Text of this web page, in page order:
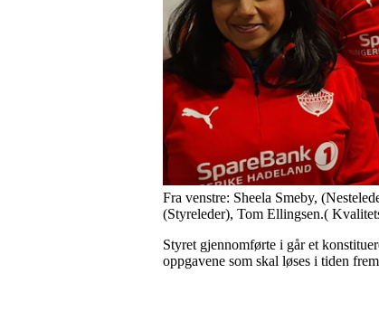
Fra venstre: Sheela Smeby,
(Styreleder), Tom Ellingsen.(
Styret gjennomførte i går et
oppgavene som skal løses i tiden